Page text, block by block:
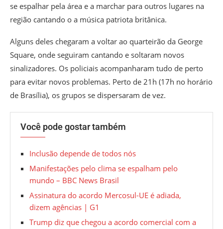
se espalhar pela área e a marchar para outros lugares na
região cantando o a música patriota britânica.
Alguns deles chegaram a voltar ao quarteirão da George
Square, onde seguiram cantando e soltaram novos
sinalizadores. Os policiais acompanharam tudo de perto
para evitar novos problemas. Perto de 21h (17h no horário
de Brasília), os grupos se dispersaram de vez.
Você pode gostar também
Inclusão depende de todos nós
Manifestações pelo clima se espalham pelo
mundo – BBC News Brasil
Assinatura do acordo Mercosul-UE é adiada,
dizem agências | G1
Trump diz que chegou a acordo comercial com a